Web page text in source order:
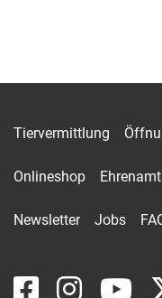
Tiervermittlung
Onlineshop Ehrenamt
Newsletter Jobs